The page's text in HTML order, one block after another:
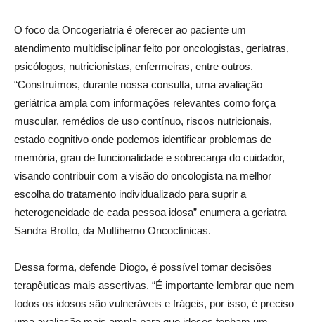
O foco da Oncogeriatria é oferecer ao paciente um
atendimento multidisciplinar feito por oncologistas, geriatras,
psicólogos, nutricionistas, enfermeiras, entre outros.
“Construímos, durante nossa consulta, uma avaliação
geriátrica ampla com informações relevantes como força
muscular, remédios de uso contínuo, riscos nutricionais,
estado cognitivo onde podemos identificar problemas de
memória, grau de funcionalidade e sobrecarga do cuidador,
visando contribuir com a visão do oncologista na melhor
escolha do tratamento individualizado para suprir a
heterogeneidade de cada pessoa idosa” enumera a geriatra
Sandra Brotto, da Multihemo Oncoclínicas.
Dessa forma, defende Diogo, é possível tomar decisões
terapêuticas mais assertivas. “É importante lembrar que nem
todos os idosos são vulneráveis e frágeis, por isso, é preciso